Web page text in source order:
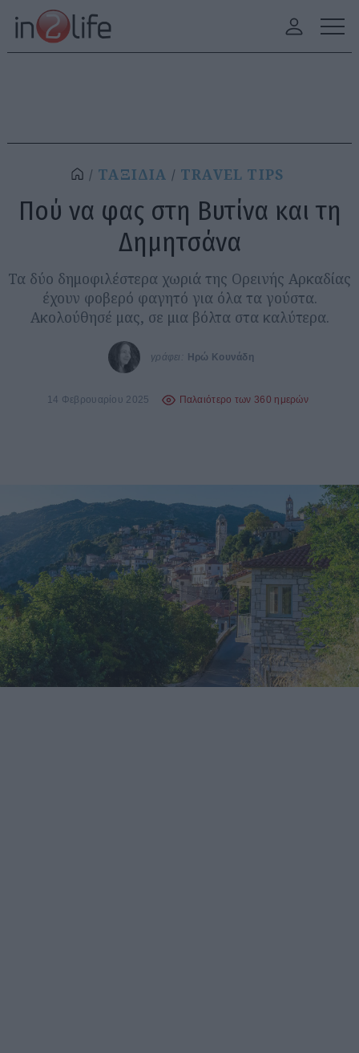
ΤΑΞΙΔΙΑ TRAVEL TIPS
Πού να φας στη Βυτίνα και τη
Δημητσάνα
Τα δύο δημοφιλέστερα χωριά της Ορεινής Αρκαδίας
έχουν φοβερό φαγητό για όλα τα γούστα.
Ακολούθησέ μας, σε μια βόλτα στα καλύτερα.
γράφει: Ηρώ Κουνάδη
14 Φεβρουαρίου 2025 Παλαιότερο των 360 ημερών